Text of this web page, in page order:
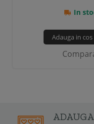
In
Adauga in cos